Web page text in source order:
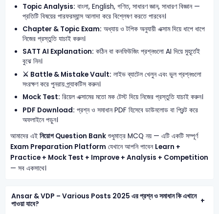
Topic Analysis: বাংলা, English, গণিত, সাধারণ জ্ঞান, সাধারণ বিজ্ঞান —
প্রতিটি বিষয়ের পারফরম্যান্স আলাদা করে বিশ্লেষণ করতে পারবেন।
Chapter & Topic Exam: অধ্যায় ও টপিক অনুযায়ী এক্সাম দিয়ে ধাপে ধাপে
নিজের প্রস্তুতি যাচাই করুন।
SATT AI Explanation: কঠিন বা কনফিউজিং প্রশ্নগুলো AI দিয়ে মুহূর্তেই
বুঝে নিন।
⚔️ Battle & Mistake Vault: লাইভ ব্যাটেল খেলুন এবং ভুল প্রশ্নগুলো
সংরক্ষণ করে পুনরায় প্র্যাকটিস করুন।
Mock Test: রিয়েল এক্সামের মতো মক টেস্ট দিয়ে নিজের প্রস্তুতি যাচাই করুন।
PDF Download: প্রশ্ন ও সমাধান PDF হিসেবে ডাউনলোড বা প্রিন্ট করে
অফলাইনে পড়ুন।
আমাদের এই নিয়োগ Question Bankশুধুমাত্র MCQ নয় — এটি একটি সম্পূর্ণ
Exam Preparation Platform যেখানে আপনি পাবেন Learn +
Practice + Mock Test + Improve + Analysis + Competition
— সব একসাথে।
Ansar & VDP – Various Posts 2025 এর প্রশ্ন ও সমাধান কি এখানে
পাওয়া যাবে?